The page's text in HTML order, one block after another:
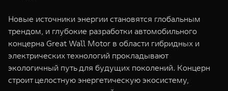
Новые источники энергии становятся глобальным
трендом, и глубокие разработки автомобильного
концерна Great Wall Motor в области гибридных и
электрических технологий прокладывают
экологичный путь для будущих поколений. Концерн
строит целостную энергетическую экосистему,